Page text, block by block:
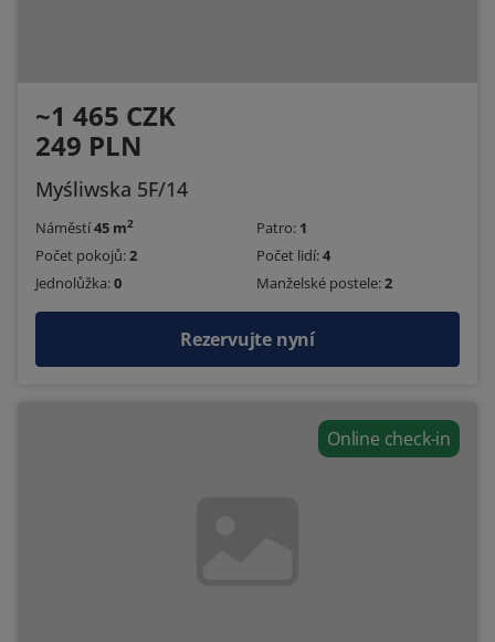
~1 465 CZK
249 PLN
Myśliwska 5F/14
Náměstí45 m2 Patro: 1
Počet pokojů:2 Počet lidí:4
Jednolůžka:0 Manželské postele:2
Rezervujte nyní
Online check-in